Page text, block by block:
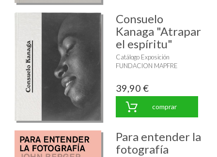
Consuelo
Kanaga "Atrapar
el espíritu"
Catálogo Exposición
FUNDACION MAPFRE
39,90 €
comprar
Para entender la
fotografía